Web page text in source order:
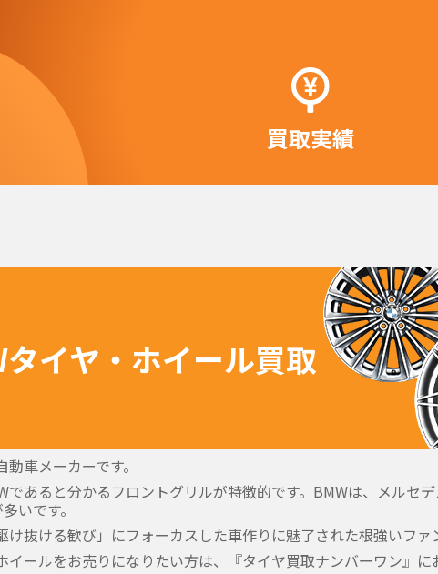
買取実績
タイヤ・ホイール買取
車メーカーです。
であると分かるフロントグリルが特徴的です。BMWは、メルセ
いです。
け抜ける歓び」にフォーカスした車作りに魅了された根強いファ
イールをお売りになりたい方は、『タイヤ買取ナンバーワン』に